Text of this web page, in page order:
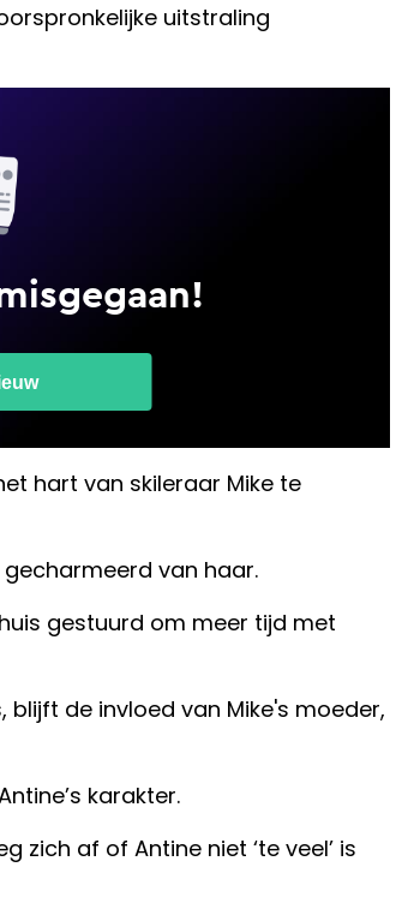
uitstraling
hart van skileraar Mike te
van haar.
gestuurd om meer tijd met
blijft de invloed van Mike's moeder,
karakter.
zich af of Antine niet ‘te veel’ is